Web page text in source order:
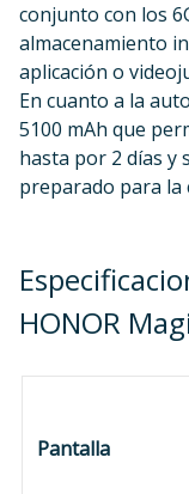
conjunto con los
almacenamiento
aplicación o
En cuanto a la
5100 mAh que
hasta por 2 días y
preparado para la
HONOR
Pantalla